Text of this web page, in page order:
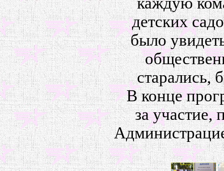
детских
было
старались,
В конце
за участие,